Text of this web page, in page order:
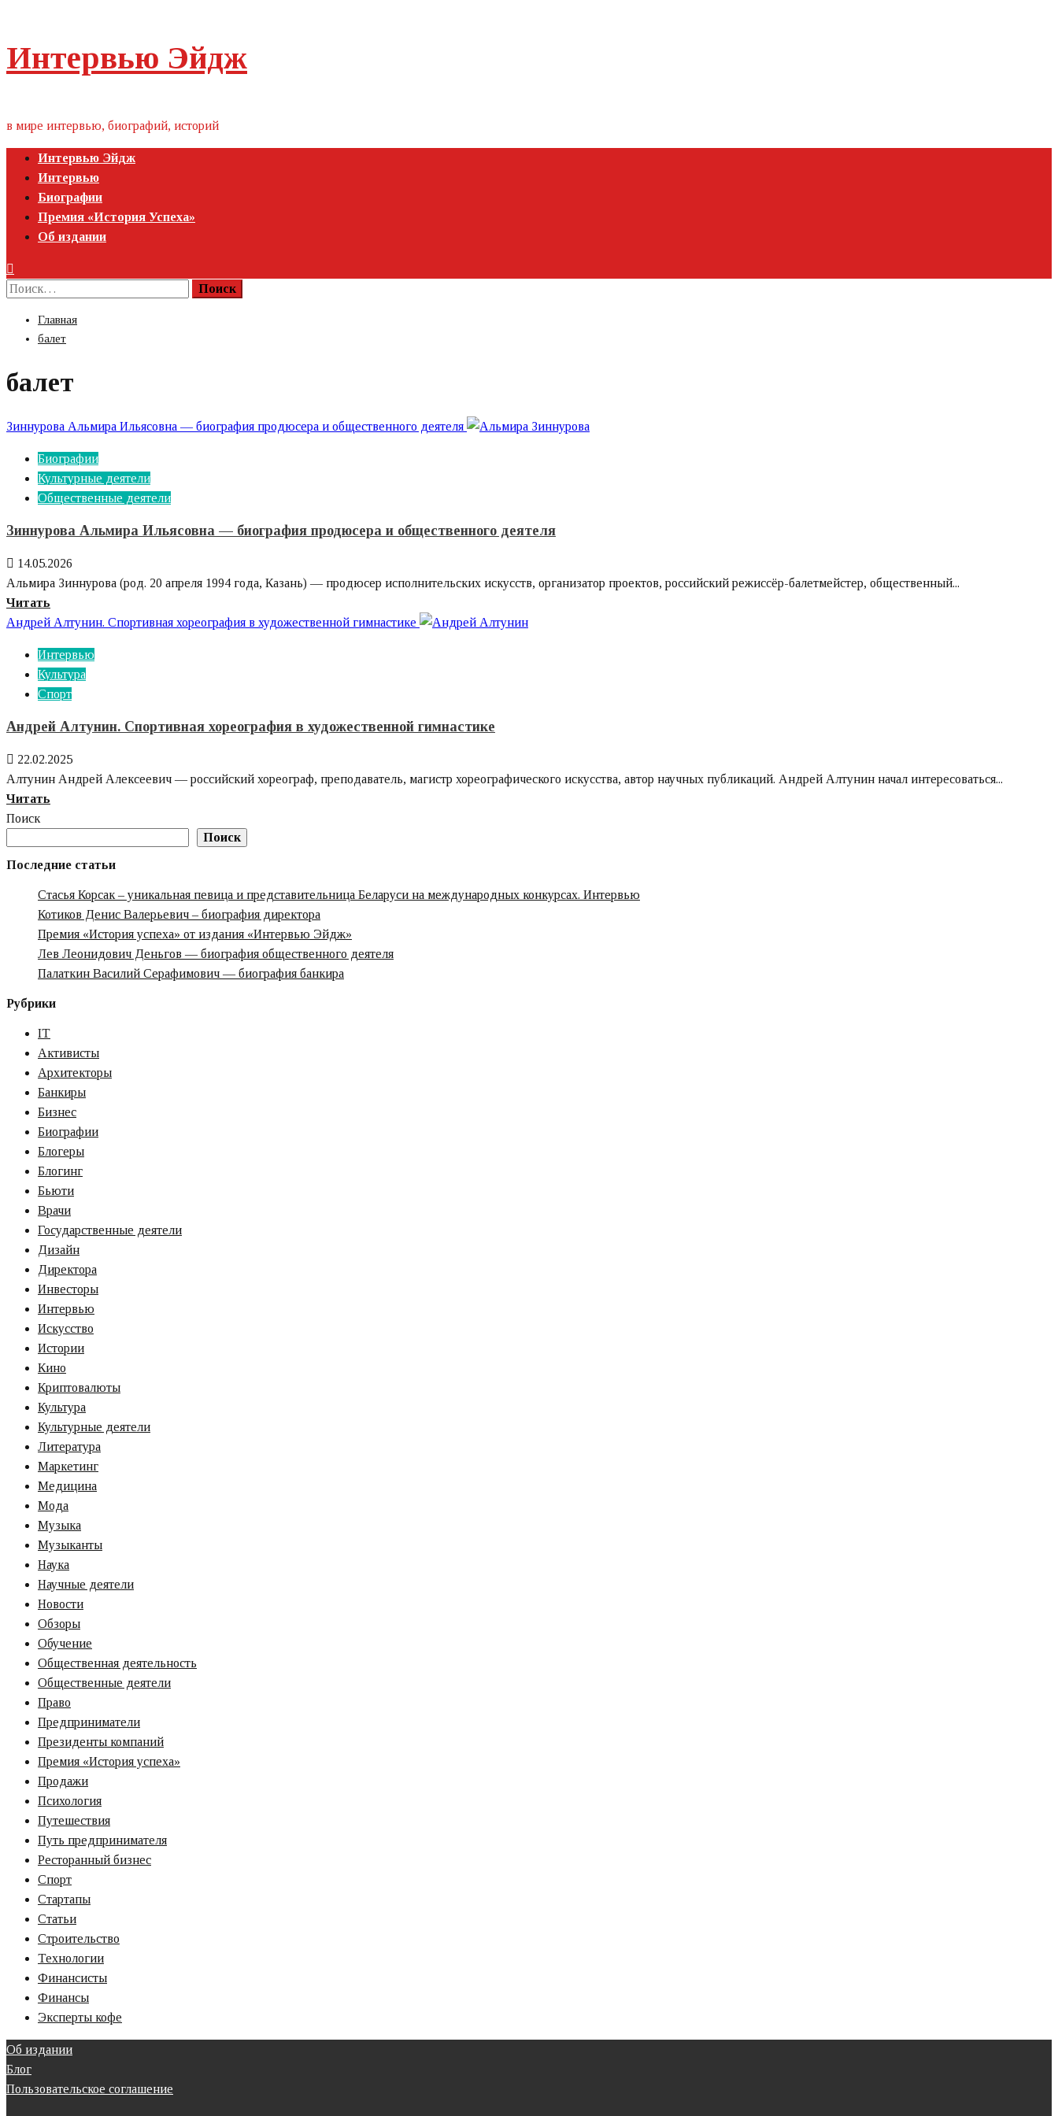
контент
Интервью Эйдж
в мире интервью, биографий, историй
Первичное
меню
Интервью Эйдж
Интервью
Биографии
Премия «‎История Успеха»‎
Об издании
Найти:
Главная
балет
балет
Зиннурова Альмира Ильясовна — биография продюсера и общественного деятеля
Биографии
Культурные деятели
Общественные деятели
Зиннурова Альмира Ильясовна — биография продюсера и общественного деятеля
14.05.2026
Альмира Зиннурова (род. 20 апреля 1994 года, Казань) — продюсер исполнительских искусств, организатор проектов, российский режиссёр-балетмейстер, общественный...
Читать
больше
Зиннурова
Альмира
Ильясовна
—
продюсера
и
Андрей Алтунин. Спортивная хореография в художественной гимнастике
Интервью
Культура
Спорт
Андрей Алтунин. Спортивная хореография в художественной гимнастике
22.02.2025
Алтунин Андрей Алексеевич — российский хореограф, преподаватель, магистр хореографического искусства, автор научных публикаций. Андрей Алтунин начал интересоваться...
Читать
Спортивная
хореография
в
художественной
гимнастике
Поиск
Поиск
Последние статьи
Стасья Корсак – уникальная певица и представительница Беларуси на международных конкурсах. Интервью
Котиков Денис Валерьевич – биография директора
Премия «‎История успеха» от издания «‎Интервью Эйдж»‎‎
Лев Леонидович Деньгов — биография общественного деятеля
Палаткин Василий Серафимович — биография банкира
Рубрики
IT
Активисты
Архитекторы
Банкиры
Бизнес
Биографии
Блогеры
Блогинг
Бьюти
Врачи
Государственные деятели
Дизайн
Директора
Инвесторы
Интервью
Искусство
Истории
Кино
Криптовалюты
Культура
Культурные деятели
Литература
Маркетинг
Медицина
Мода
Музыка
Музыканты
Наука
Научные деятели
Новости
Обзоры
Обучение
Общественная деятельность
Общественные деятели
Право
Предприниматели
Президенты компаний
Премия «‎История успеха»‎
Продажи
Психология
Путешествия
Путь предпринимателя
Ресторанный бизнес
Спорт
Стартапы
Статьи
Строительство
Технологии
Финансисты
Финансы
Эксперты кофе
Об издании
Блог
Пользовательское соглашение